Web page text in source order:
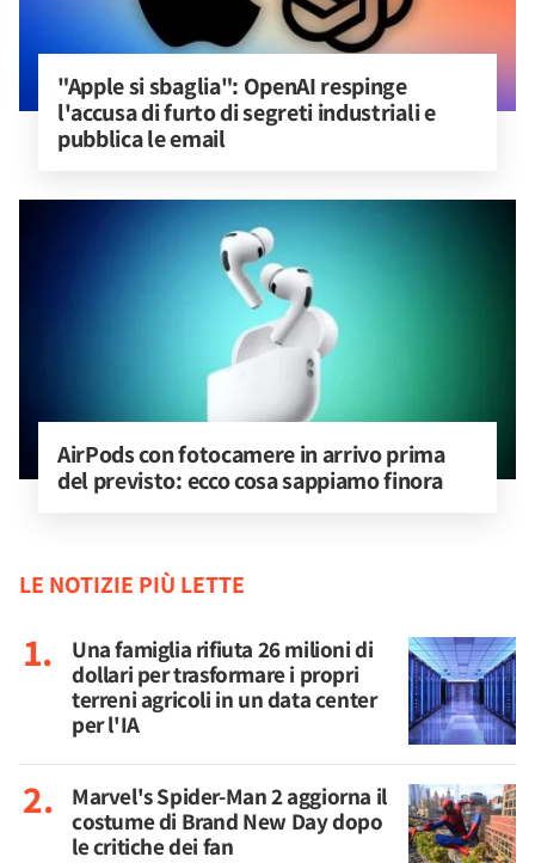
"Apple si sbaglia": OpenAI respinge
l'accusa di furto di segreti industriali e
pubblica le email
AirPods con fotocamere in arrivo prima
del previsto: ecco cosa sappiamo finora
LE NOTIZIE PIÙ LETTE
Una famiglia rifiuta 26 milioni di
dollari per trasformare i propri
terreni agricoli in un data center
per l'IA
Marvel's Spider-Man 2 aggiorna il
costume di Brand New Day dopo
le critiche dei fan